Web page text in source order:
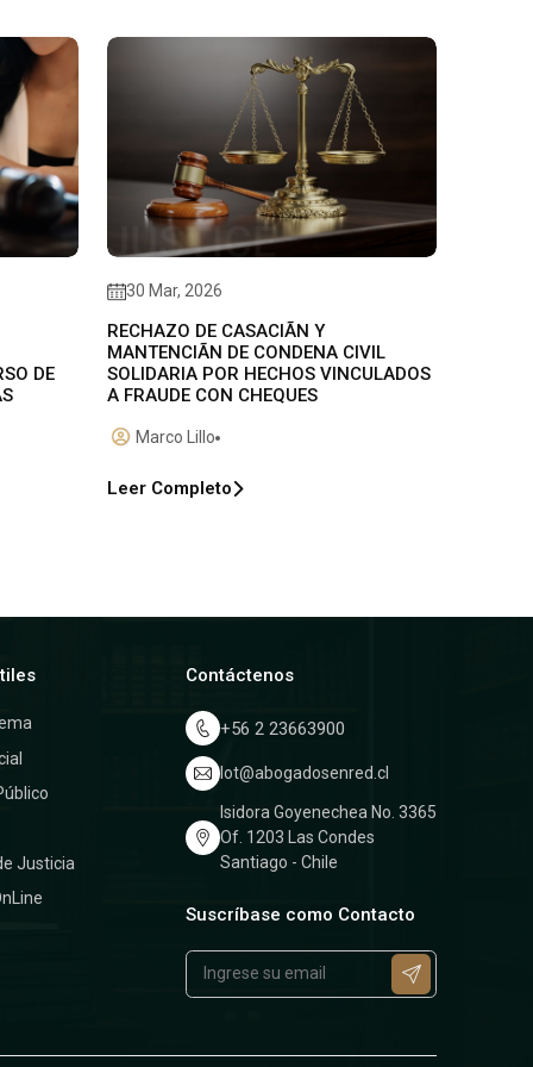
DE
30 Mar, 2026
RECHAZO DE CASACIÃN Y
MANTENCIÃN DE CONDENA CIVIL
SOLIDARIA POR HECHOS VINCULADOS
A FRAUDE CON CHEQUES
Marco Lillo
Leer Completo
Justicia
Contáctenos
+56 2 23663900
lot@abogadosenred.cl
Isidora Goyenechea No. 3365
Of. 1203 Las Condes
Santiago - Chile
Suscríbase como Contacto